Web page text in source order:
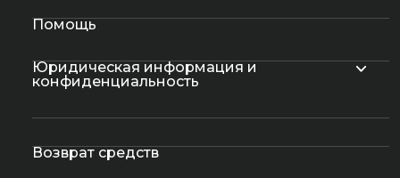
Помощь
Юридическая информация и
конфиденциальность
Возврат средств